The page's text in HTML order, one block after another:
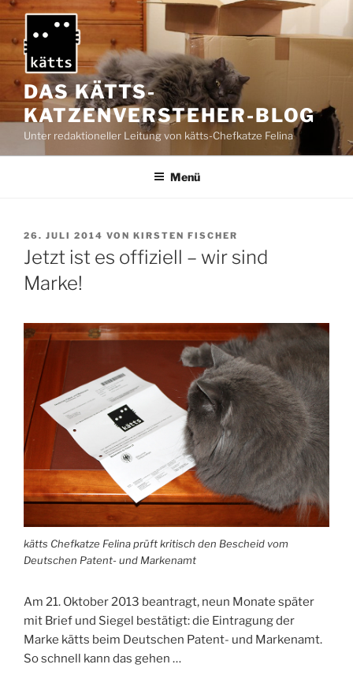
Zum
Inhalt
springen
DAS KÄTTS-
KATZENVERSTEHER-BLOG
Unter redaktioneller Leitung von kätts-Chefkatze Felina
Menü
VERÖFFENTLICHT
AM
26. JULI 2014 VON KIRSTEN FISCHER
Jetzt ist es offiziell – wir sind
Marke!
kätts Chefkatze Felina prüft kritisch den Bescheid vom
Deutschen Patent- und Markenamt
Am 21. Oktober 2013 beantragt, neun Monate später
mit Brief und Siegel bestätigt: die Eintragung der
Marke kätts beim Deutschen Patent- und Markenamt.
So schnell kann das gehen …